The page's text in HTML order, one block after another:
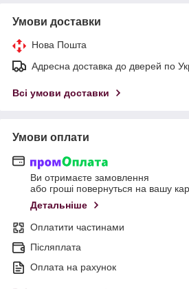
Умови доставки
Нова Пошта
Адресна доставка до дверей по
Всі умови доставки
Умови оплати
Ви отримаєте замовлення
або гроші повернуться на вашу
Детальніше
Оплатити частинами
Післяплата
Оплата на рахунок